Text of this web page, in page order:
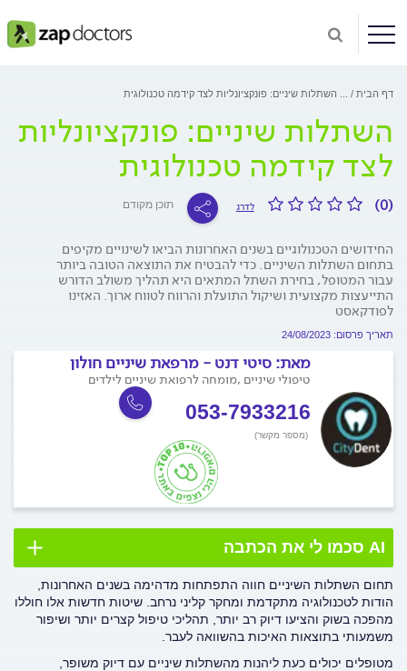
דף הבית השתלות שיניים: פונקציונליות לצד קידמה טכנולוגית
השתלות שיניים: פונקציונליות
לצד קידמה טכנולוגית
(0) לדרג תוכן מקודם
החידושים הטכנולוגיים בשנים האחרונות הביאו לשינויים מקיפים
בתחום השתלות השיניים. כדי להבטיח את התוצאה הטובה ביותר
עבור המטופל, בחירת השתל המתאים היא תהליך משולב הדורש
התייעצות מקצועית ושיקול התועלת והרווח לטווח ארוך. האזינו
לפודקאסט
תאריך פרסום: 24/08/2023
מאת: סיטי דנט - מרפאת שיניים חולון
טיפולי שיניים ,מומחה לרפואת שיניים לילדים
053-7933216
(מספר מקשר)
AI סכמו לי את הכתבה
תחום השתלות השיניים חווה התפתחות מדהימה בשנים האחרונות,
הודות לטכנולוגיה מתקדמת ומחקר קליני נרחב. שיטות חדשות אלו חוללו
מהפכה בשוק והציעו דיוק רב יותר, תהליכי טיפול קצרים יותר ושיפור
משמעותי בתוצאות האיכות בהשוואה לעבר.
מטופלים יכולים כעת ליהנות מהשתלות שיניים עם דיוק משופר,